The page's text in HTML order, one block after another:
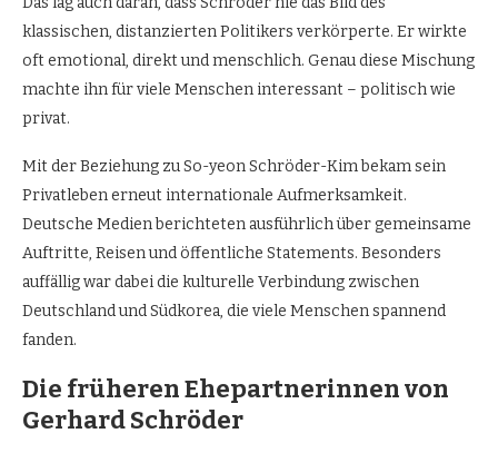
klassischen, distanzierten Politikers verkörperte. Er wirkte
oft emotional, direkt und menschlich. Genau diese Mischung
machte ihn für viele Menschen interessant – politisch wie
privat.
Mit der Beziehung zu So-yeon Schröder-Kim bekam sein
Privatleben erneut internationale Aufmerksamkeit.
Deutsche Medien berichteten ausführlich über gemeinsame
Auftritte, Reisen und öffentliche Statements. Besonders
auffällig war dabei die kulturelle Verbindung zwischen
Deutschland und Südkorea, die viele Menschen spannend
fanden.
Die früheren Ehepartnerinnen von
Gerhard Schröder